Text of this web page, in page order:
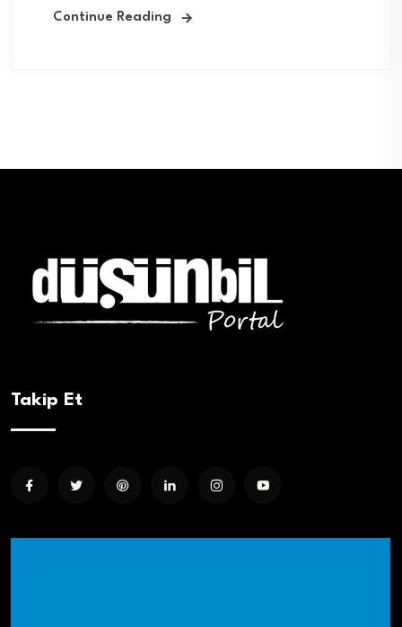
Continue Reading
Takip Et